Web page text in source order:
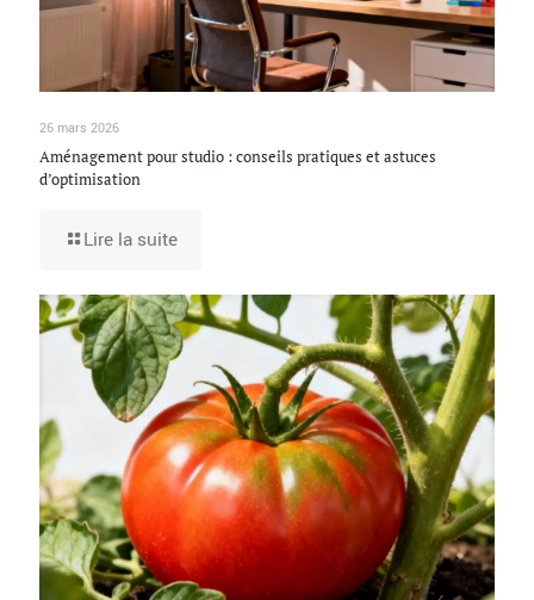
26 mars 2026
Aménagement pour studio : conseils pratiques et astuces
d’optimisation
Lire la suite